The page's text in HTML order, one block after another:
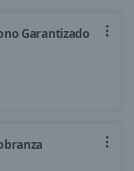
Garantizado